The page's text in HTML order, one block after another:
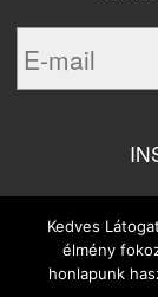
Kedves
élmény
honlapunk